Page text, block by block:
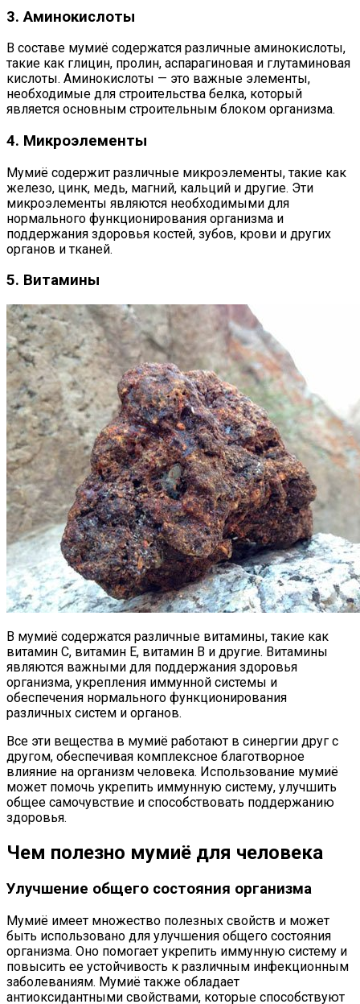
3. Аминокислоты
В составе мумиё содержатся различные аминокислоты,
такие как глицин, пролин, аспарагиновая и глутаминовая
кислоты. Аминокислоты — это важные элементы,
необходимые для строительства белка, который
является основным строительным блоком организма.
4. Микроэлементы
Мумиё содержит различные микроэлементы, такие как
железо, цинк, медь, магний, кальций и другие. Эти
микроэлементы являются необходимыми для
нормального функционирования организма и
поддержания здоровья костей, зубов, крови и других
органов и тканей.
5. Витамины
В мумиё содержатся различные витамины, такие как
витамин С, витамин Е, витамин В и другие. Витамины
являются важными для поддержания здоровья
организма, укрепления иммунной системы и
обеспечения нормального функционирования
различных систем и органов.
Все эти вещества в мумиё работают в синергии друг с
другом, обеспечивая комплексное благотворное
влияние на организм человека. Использование мумиё
может помочь укрепить иммунную систему, улучшить
общее самочувствие и способствовать поддержанию
здоровья.
Чем полезно мумиё для человека
Улучшение общего состояния организма
Мумиё имеет множество полезных свойств и может
быть использовано для улучшения общего состояния
организма. Оно помогает укрепить иммунную систему и
повысить ее устойчивость к различным инфекционным
заболеваниям. Мумиё также обладает
антиоксидантными свойствами, которые способствуют